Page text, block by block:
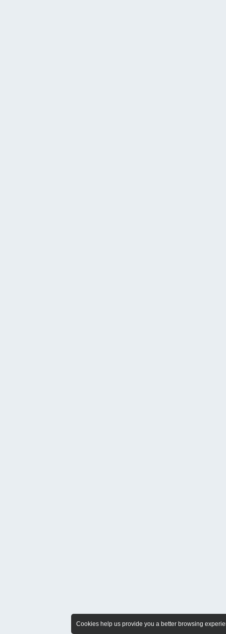
Cookies help us provide you a better browsing